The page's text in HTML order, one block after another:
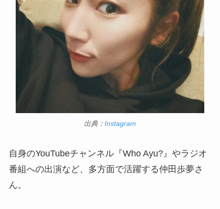
出典： Instagram
自身のYouTubeチャンネル『Who Ayu?』やラジオ
番組への出演など、多方面で活躍する仲田歩夢さ
ん。